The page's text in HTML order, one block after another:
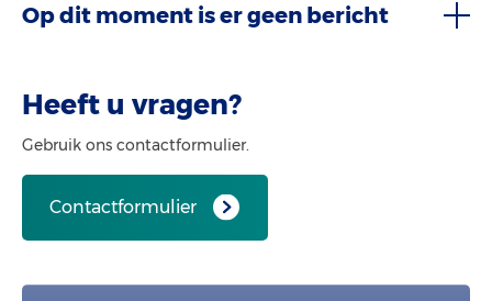
Op dit moment is er geen bericht
Heeft u vragen?
Gebruik ons contactformulier.
Contactformulier